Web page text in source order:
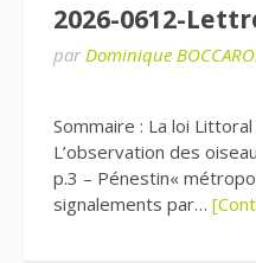
2026-0612-
par Dominique
Sommaire : La loi
L’observation des
p.3 – Pénestin«
signalements par…